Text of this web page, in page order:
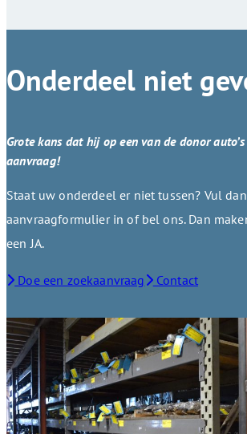
Onderdeel niet
Grote kans dat hij op een van de donor
aanvraag!
Staat uw onderdeel er niet tussen? Vul
aanvraagformulier in of bel ons. Dan
een JA.
Doe een zoekaanvraag Contact